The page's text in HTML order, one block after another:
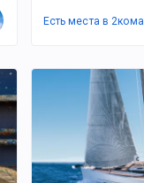
Есть места в 2